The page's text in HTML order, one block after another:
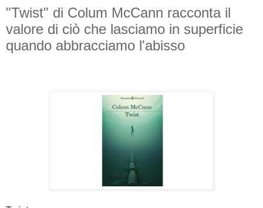
"Twist" di Colum McCann racconta il
valore di ciò che lasciamo in superficie
quando abbracciamo l'abisso